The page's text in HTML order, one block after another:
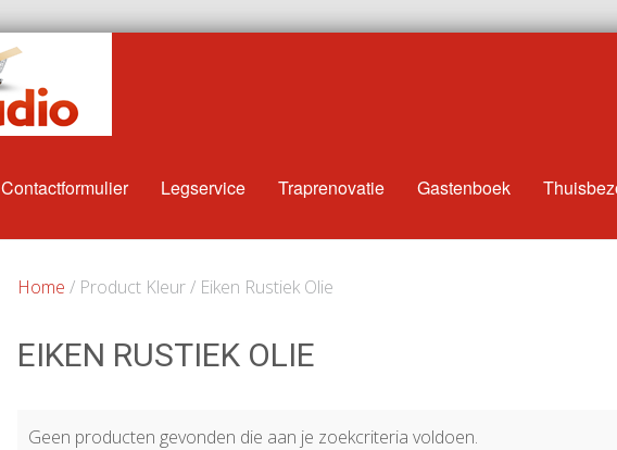
Contactformulier Legservice Traprenovatie Gastenboek
Home / Product Kleur / Eiken Rustiek Olie
EIKEN RUSTIEK OLIE
Geen producten gevonden die aan je zoekcriteria voldoen.